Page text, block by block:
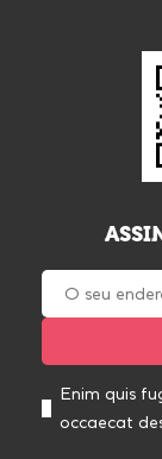
Enim quis
occaecat